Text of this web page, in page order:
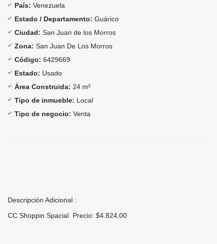
País: Venezuela
Estado / Departamento: Guárico
Ciudad: San Juan de los Morros
Zona: San Juan De Los Morros
Código: 6429669
Estado: Usado
Área Construida: 24 m²
Tipo de inmueble: Local
Tipo de negocio: Venta
Descripción Adicional :
CC Shoppin Spacial Precio: $4.824,00